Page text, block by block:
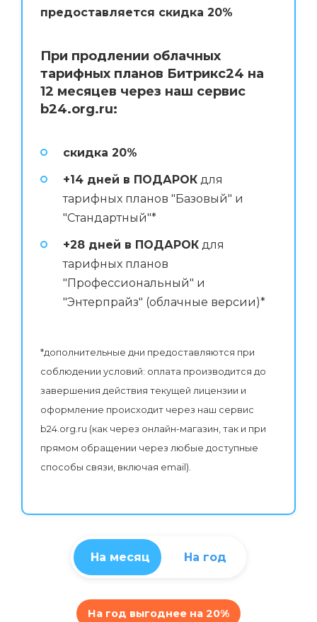
предоставляется скидка 20%
При продлении облачных
тарифных планов Битрикс24 на
12 месяцев через наш сервис
b24.org.ru:
скидка 20%
+14 дней в ПОДАРОК для
тарифных планов "Базовый" и
"Стандартный"*
+28 дней в ПОДАРОК для
тарифных планов
"Профессиональный" и
"Энтерпрайз" (облачные версии)*
*дополнительные дни предоставляются при
соблюдении условий: оплата производится до
завершения действия текущей лицензии и
оформление происходит через наш сервис
b24.org.ru (как через онлайн-магазин, так и при
прямом обращении через любые доступные
способы связи, включая email).
На месяц На год
На год выгоднее на 20%